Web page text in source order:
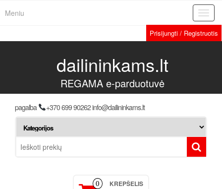
Meniu
Prisijungti / Registruotis
dailininkams.lt
REGAMA e-parduotuvė
pagalba +370 699 90262 info@dailininkams.lt
0 KREPŠELIS